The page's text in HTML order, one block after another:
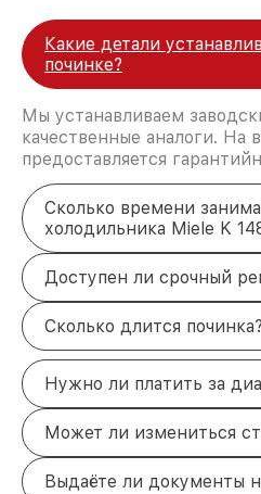
Какие детали
починке?
Мы устанавливаем
качественные аналоги. На
предоставляется
Сколько времени
холодильника Miele K
Доступен ли срочный
Сколько длится починка?
Нужно ли платить за
Может ли измениться
Выдаёте ли документы